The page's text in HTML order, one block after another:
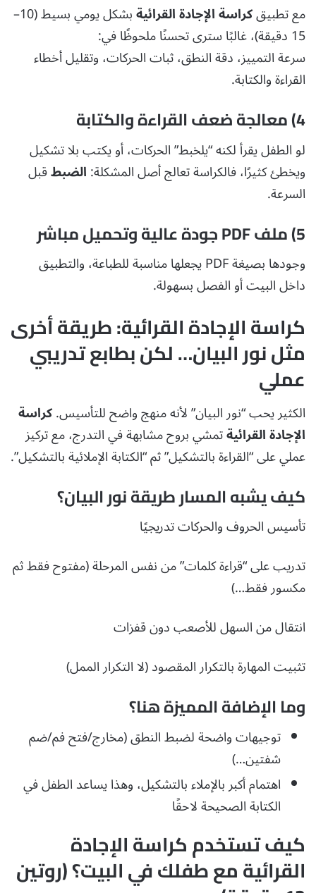
مع تطبيقكراسة الإجادة القرائية
بشكل يومي بسيط (10–
15 دقيقة)، غالبًا سترى تحسنًا ملحوظًا في:
سرعة التمييز، دقة النطق، ثبات الحركات، وتقليل أخطاء
القراءة والكتابة.
4) معالجة ضعف القراءة والكتابة
لو الطفل يقرأ لكنه “يلخبط” الحركات، أو يكتب بلا تشكيل
ويخطئ كثيرًا، فالكراسة تعالج أصل المشكلة:الضبطقبل
السرعة.
5) ملف PDF جودة عالية وتحميل مباشر
وجودها بصيغة PDF يجعلها مناسبة للطباعة، والتطبيق
داخل البيت أو الفصل بسهولة.
كراسة الإجادة القرائية: طريقة أخرى
مثل نور البيان… لكن بطابع تدريبي
عملي
الكثير يحب “نور البيان” لأنه منهج واضح للتأسيس.كراسة
الإجادة القرائيةتمشي بروح مشابهة في التدرج، مع تركيز
عملي على “القراءة بالتشكيل” ثم “الكتابة الإملائية بالتشكيل”.
كيف يشبه المسار طريقة نور البيان؟
تأسيس الحروف والحركات تدريجيًا
تدريب على “قراءة كلمات” من نفس المرحلة (مفتوح فقط ثم
مكسور فقط…)
انتقال من السهل للأصعب دون قفزات
تثبيت المهارة بالتكرار المقصود (لا التكرار الممل)
وما الإضافة المميزة هنا؟
توجيهات واضحة لضبط النطق (مخارج/فتح فم/ضم
شفتين…)
اهتمام أكبر بالإملاء بالتشكيل، وهذا يساعد الطفل في
الكتابة الصحيحة لاحقًا
كيف تستخدم كراسة الإجادة
القرائية مع طفلك في البيت؟ (روتين